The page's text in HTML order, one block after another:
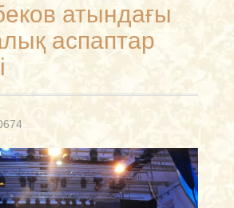
атындағы
аспаптар